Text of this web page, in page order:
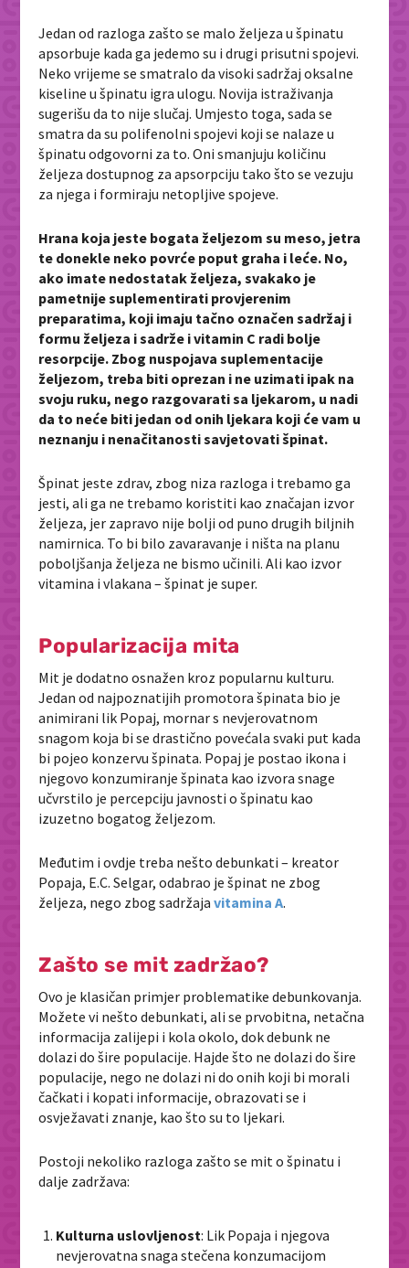
Jedan od razloga zašto se malo željeza u špinatu
apsorbuje kada ga jedemo su i drugi prisutni spojevi.
Neko vrijeme se smatralo da visoki sadržaj oksalne
kiseline u špinatu igra ulogu. Novija istraživanja
sugerišu da to nije slučaj. Umjesto toga, sada se
smatra da su polifenolni spojevi koji se nalaze u
špinatu odgovorni za to. Oni smanjuju količinu
željeza dostupnog za apsorpciju tako što se vezuju
za njega i formiraju netopljive spojeve.
Hrana koja jeste bogata željezom su meso, jetra
te donekle neko povrće poput graha i leće. No,
ako imate nedostatak željeza, svakako je
pametnije suplementirati provjerenim
preparatima, koji imaju tačno označen sadržaj i
formu željeza i sadrže i vitamin C radi bolje
resorpcije. Zbog nuspojava suplementacije
željezom, treba biti oprezan i ne uzimati ipak na
svoju ruku, nego razgovarati sa ljekarom, u nadi
da to neće biti jedan od onih ljekara koji će vam u
neznanju i nenačitanosti savjetovati špinat.
Špinat jeste zdrav, zbog niza razloga i trebamo ga
jesti, ali ga ne trebamo koristiti kao značajan izvor
željeza, jer zapravo nije bolji od puno drugih biljnih
namirnica. To bi bilo zavaravanje i ništa na planu
poboljšanja željeza ne bismo učinili. Ali kao izvor
vitamina i vlakana – špinat je super.
Popularizacija mita
Mit je dodatno osnažen kroz popularnu kulturu.
Jedan od najpoznatijih promotora špinata bio je
animirani lik Popaj, mornar s nevjerovatnom
snagom koja bi se drastično povećala svaki put kada
bi pojeo konzervu špinata. Popaj je postao ikona i
njegovo konzumiranje špinata kao izvora snage
učvrstilo je percepciju javnosti o špinatu kao
izuzetno bogatog željezom.
Međutim i ovdje treba nešto debunkati – kreator
Popaja, E.C. Selgar, odabrao je špinat ne zbog
željeza, nego zbog sadržajavitamina A.
Zašto se mit zadržao?
Ovo je klasičan primjer problematike debunkovanja.
Možete vi nešto debunkati, ali se prvobitna, netačna
informacija zalijepi i kola okolo, dok debunk ne
dolazi do šire populacije. Hajde što ne dolazi do šire
populacije, nego ne dolazi ni do onih koji bi morali
čačkati i kopati informacije, obrazovati se i
osvježavati znanje, kao što su to ljekari.
Postoji nekoliko razloga zašto se mit o špinatu i
dalje zadržava:
Kulturna uslovljenost: Lik Popaja i njegova
nevjerovatna snaga stečena konzumacijom